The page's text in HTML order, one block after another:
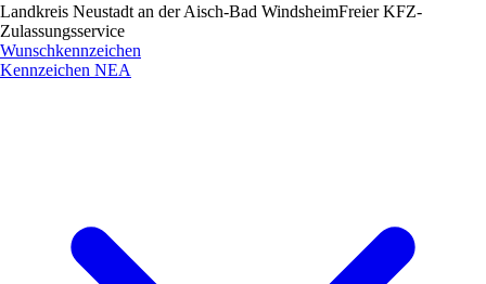
Landkreis Neustadt an der Aisch-Bad WindsheimFreier KFZ-
Zulassungsservice
Wunschkennzeichen
Kennzeichen NEA